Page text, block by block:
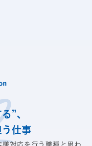
”、
仕事